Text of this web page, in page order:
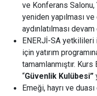
ve Konferans Salonu,
yeniden yapılması
aydınlatılması
ENERJİ-SA yetkilileri
için yatırım
tamamlanmıştır. Kurs
“Güvenlik Kulübesi”
Emeği, hayrı ve